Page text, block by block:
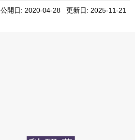
公開日: 2020-04-28 更新日: 2025-11-21